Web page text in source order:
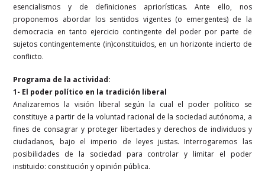
esencialismos y de definiciones apriorísticas. Ante ello, nos
proponemos abordar los sentidos vigentes (o emergentes) de la
democracia en tanto ejercicio contingente del poder por parte de
sujetos contingentemente (in)constituidos, en un horizonte incierto de
conflicto.
Programa de la actividad:
1- El poder político en la tradición liberal
Analizaremos la visión liberal según la cual el poder político se
constituye a partir de la voluntad racional de la sociedad autónoma, a
fines de consagrar y proteger libertades y derechos de individuos y
ciudadanos, bajo el imperio de leyes justas. Interrogaremos las
posibilidades de la sociedad para controlar y limitar el poder
instituido: constitución y opinión pública.